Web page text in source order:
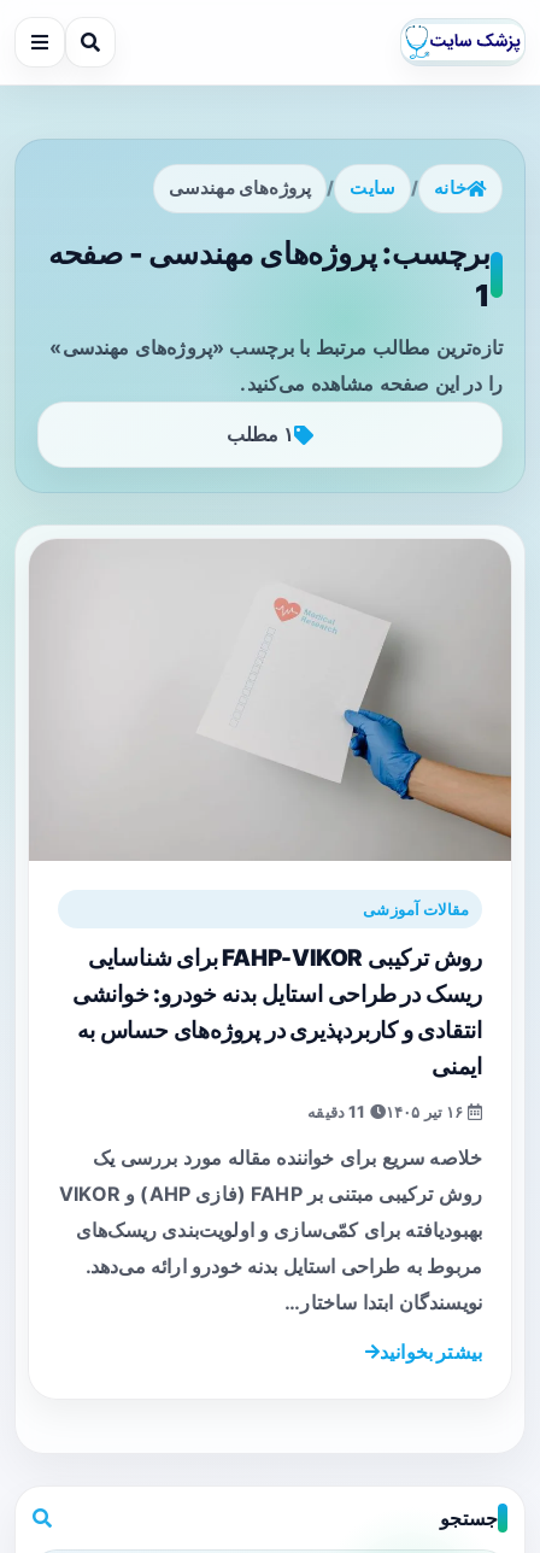
خانه / سایت / پروژه‌های مهندسی
برچسب: پروژه‌های مهندسی - صفحه
1
تازه‌ترین مطالب مرتبط با برچسب «پروژه‌های مهندسی»
را در این صفحه مشاهده می‌کنید.
۱ مطلب
مقالات آموزشی
روش ترکیبی FAHP-VIKOR برای شناسایی
ریسک در طراحی استایل بدنه خودرو: خوانشی
انتقادی و کاربردپذیری در پروژه‌های حساس به
ایمنی
خلاصه سریع برای خواننده مقاله مورد بررسی یک
روش ترکیبی مبتنی بر FAHP (فازی AHP) و VIKOR
بهبود‌یافته برای کمّی‌سازی و اولویت‌بندی ریسک‌های
مربوط به طراحی استایل بدنه خودرو ارائه می‌دهد.
نویسندگان ابتدا ساختار…
بیشتر بخوانید
جستجو